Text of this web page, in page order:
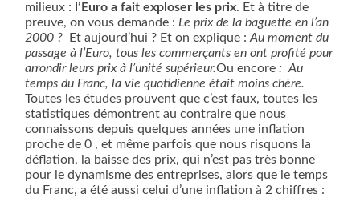
milieux :
l’Euro a fait exploser les prix. Et à titre de
preuve, on vous demande :Le prix de la baguette en l’an
2000 ?
Et aujourd’hui ? Et on explique :Au moment du
passage à l’Euro, tous les commerçants en ont profité pour
arrondir leurs prix à l’unité supérieur.Ou encore: Au
temps du Franc, la vie quotidienne était moins chère.
Toutes les études prouvent que c’est faux, toutes les
statistiques démontrent au contraire que nous
connaissons depuis quelques années une inflation
proche de 0 , et même parfois que nous risquons la
déflation, la baisse des prix, qui n’est pas très bonne
pour le dynamisme des entreprises, alors que le temps
du Franc, a été aussi celui d’une inflation à 2 chiffres :